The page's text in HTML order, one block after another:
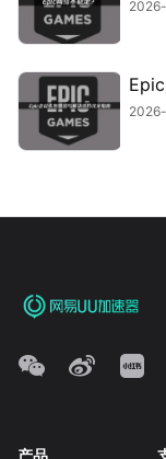
产品